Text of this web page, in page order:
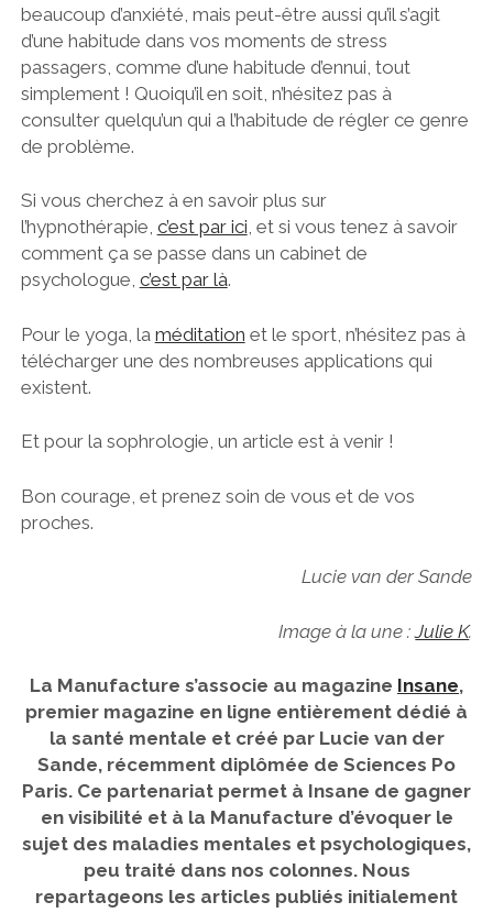
beaucoup d’anxiété, mais peut-être aussi qu’il s’agit
d’une habitude dans vos moments de stress
passagers, comme d’une habitude d’ennui, tout
simplement ! Quoiqu’il en soit, n’hésitez pas à
consulter quelqu’un qui a l’habitude de régler ce genre
de problème.
Si vous cherchez à en savoir plus sur
l’hypnothérapie, c’est par ici, et si vous tenez à savoir
comment ça se passe dans un cabinet de
psychologue, c’est par là.
Pour le yoga, la méditation et le sport, n’hésitez pas à
télécharger une des nombreuses applications qui
existent.
Et pour la sophrologie, un article est à venir !
Bon courage, et prenez soin de vous et de vos
proches.
Lucie van der Sande
Image à la une :Julie K.
La Manufacture s’associe au magazine Insane,
premier magazine en ligne entièrement dédié à
la santé mentale et créé par Lucie van der
Sande, récemment diplômée de Sciences Po
Paris. Ce partenariat permet à Insane de gagner
en visibilité et à la Manufacture d’évoquer le
sujet des maladies mentales et psychologiques,
peu traité dans nos colonnes. Nous
repartageons les articles publiés initialement